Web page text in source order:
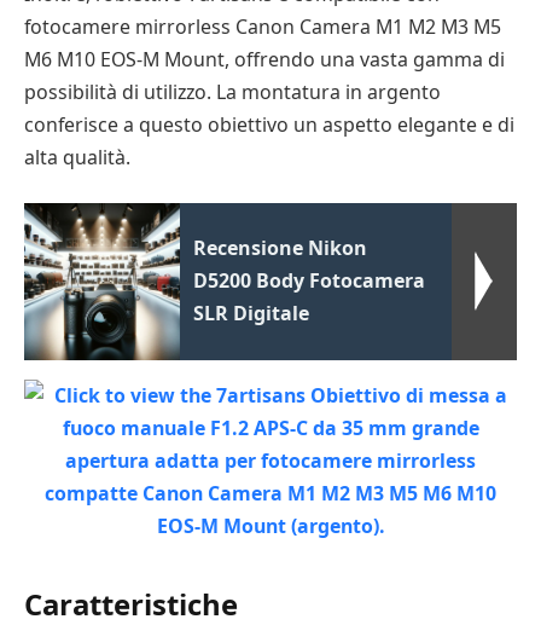
fotocamere mirrorless Canon Camera M1 M2 M3 M5
M6 M10 EOS-M Mount, offrendo una vasta gamma di
possibilità di utilizzo. La montatura in argento
conferisce a questo obiettivo un aspetto elegante e di
alta qualità.
Recensione Nikon
D5200 Body Fotocamera
SLR Digitale
Caratteristiche